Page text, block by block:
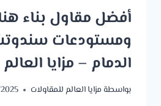
أفضل مقاول بناء
ومستودعات
الدمام – مزايا
بواسطة مزايا العالم للمقاولات